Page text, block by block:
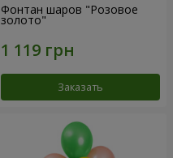
Фонтан шаров "Розовое
золото"
Заказать